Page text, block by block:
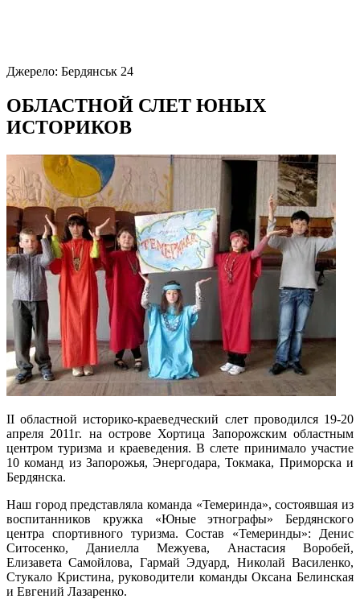
Джерело: Бердянськ 24
ОБЛАСТНОЙ СЛЕТ ЮНЫХ
ИСТОРИКОВ
ІІ областной историко-краеведческий слет проводился 19-20
апреля 2011г. на острове Хортица Запорожским областным
центром туризма и краеведения. В слете принимало участие
10 команд из Запорожья, Энергодара, Токмака, Приморска и
Бердянска.
Наш город представляла команда «Темеринда», состоявшая из
воспитанников кружка «Юные этнографы» Бердянского
центра спортивного туризма. Состав «Темеринды»: Денис
Ситосенко, Даниелла Межуева, Анастасия Воробей,
Елизавета Самойлова, Гармай Эдуард, Николай Василенко,
Стукало Кристина, руководители команды Оксана Белинская
и Евгений Лазаренко.